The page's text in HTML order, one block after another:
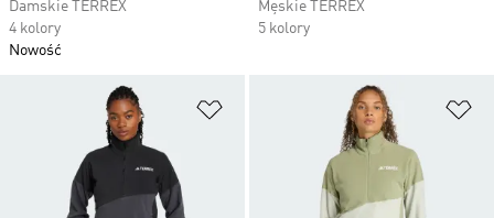
Damskie TERREX
4 kolory
Nowość
Męskie TERREX
5 kolory
Dodaj do listy życzeń